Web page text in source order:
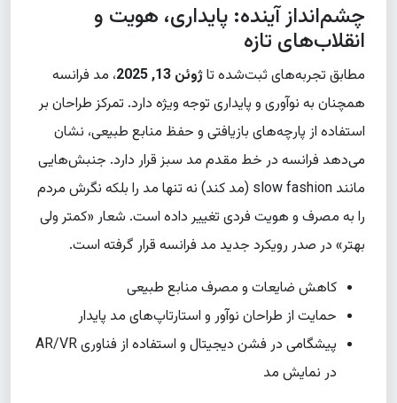
چشم‌انداز آینده: پایداری، هویت و
انقلاب‌های تازه
مطابق تجربه‌های ثبت‌شده تا ژوئن 13, 2025
، مد فرانسه
همچنان به نوآوری و پایداری توجه ویژه دارد. تمرکز طراحان بر
استفاده از پارچه‌های بازیافتی و حفظ منابع طبیعی، نشان
می‌دهد فرانسه در خط مقدم مد سبز قرار دارد. جنبش‌هایی
مانند slow fashion (مد کند) نه تنها مد را بلکه نگرش مردم
را به مصرف و هویت فردی تغییر داده است. شعار «کمتر ولی
بهتر» در صدر رویکرد جدید مد فرانسه قرار گرفته است.
کاهش ضایعات و مصرف منابع طبیعی
حمایت از طراحان نوآور و استارتاپ‌های مد پایدار
پیشگامی در فشن دیجیتال و استفاده از فناوری AR/VR
در نمایش مد